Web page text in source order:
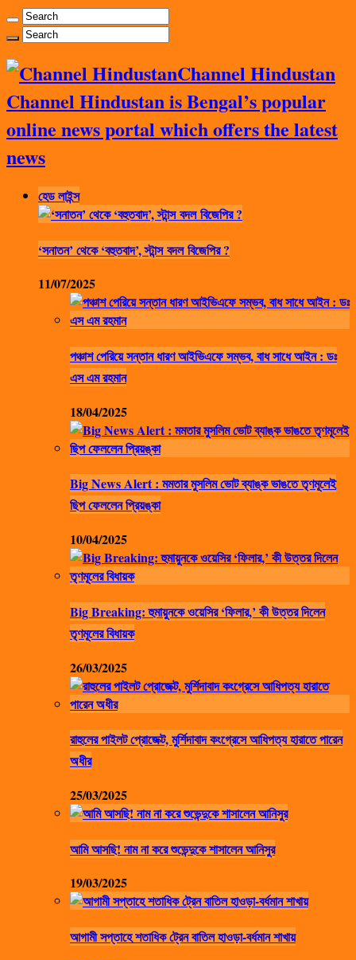
Channel Hindustan
Channel Hindustan is Bengal’s popular
online news portal which offers the latest
news
হেড লাইন্স
‘সনাতন’ থেকে ‘বহুতবাদ’, স্টান্স বদল বিজেপির ?
11/07/2025
পঞ্চাশ পেরিয়ে সন্তান ধারণ আইভিএফে সম্ভব, বাধ সাধে আইন : ডঃ
এস এম রহমান
18/04/2025
Big News Alert : মমতার মুসলিম ভোট ব্যাঙ্ক ভাঙতে তৃণমূলেই
ছিপ ফেললেন প্রিয়ঙ্কা
10/04/2025
Big Breaking: হুমায়ুনকে ওয়েসির ‘ফিলার,’ কী উত্তর দিলেন
তৃণমূলের বিধায়ক
26/03/2025
রাহুলের পাইলট প্রোজেক্ট, মুর্শিদাবাদ কংগ্রেসে আধিপত্য হারাতে পারেন
অধীর
25/03/2025
আমি আসছি! নাম না করে শুভেন্দুকে শাসালেন আনিসুর
19/03/2025
আগামী সপ্তাহে শতাধিক ট্রেন বাতিল হাওড়া-বর্ধমান শাখায়